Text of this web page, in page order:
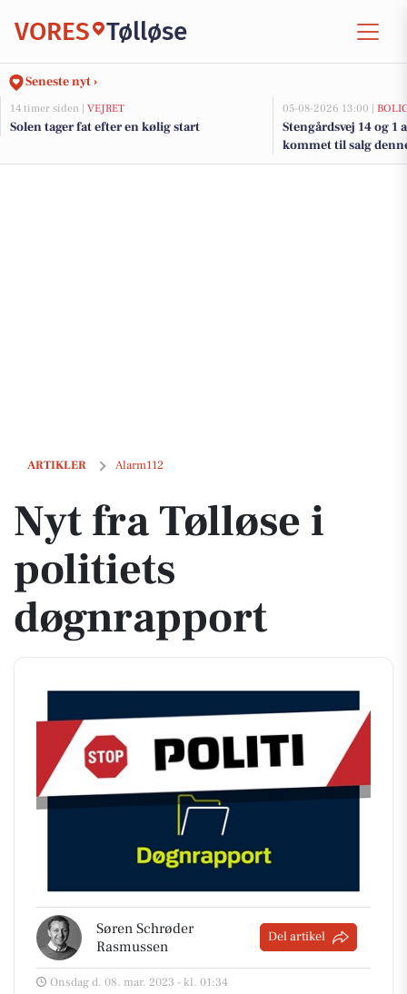
VORES Tølløse
Seneste nyt ›
14 timer siden | VEJRET
Solen tager fat efter en kølig start
05-08-2026 13:00 |
Stengårdsvej 14 og 1
kommet til salg
boligerne her.
ARTIKLER Alarm112
Nyt fra Tølløse i politiets døgnrapport
Nyt fra Tølløse i
politiets
døgnrapport
Søren Schrøder
Rasmussen
Del artikel
Onsdag d. 08. mar. 2023 - kl. 01:34